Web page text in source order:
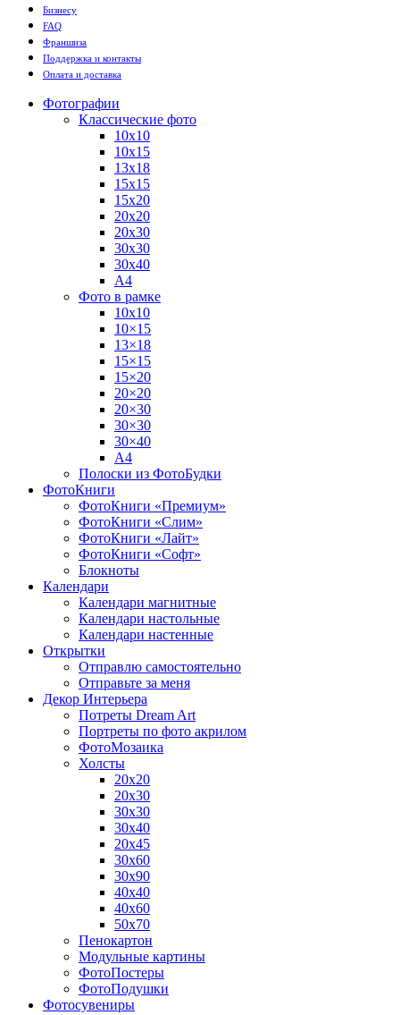
Бизнесу
FAQ
Франшиза
Поддержка и контакты
Оплата и доставка
Фотографии
Классические фото
10х10
10х15
13х18
15х15
15х20
20х20
20х30
30х30
30х40
А4
Фото в рамке
10х10
10×15
13×18
15×15
15×20
20×20
20×30
30×30
30×40
A4
Полоски из ФотоБудки
ФотоКниги
ФотоКниги «Премиум»
ФотоКниги «Слим»
ФотоКниги «Лайт»
ФотоКниги «Софт»
Блокноты
Календари
Календари магнитные
Календари настольные
Календари настенные
Открытки
Отправлю самостоятельно
Отправьте за меня
Декор Интерьера
Потреты Dream Art
Портреты по фото акрилом
ФотоМозаика
Холсты
20х20
20х30
30х30
30х40
20х45
30х60
30х90
40х40
40х60
50х70
Пенокартон
Модульные картины
ФотоПостеры
ФотоПодушки
Фотоcувениры